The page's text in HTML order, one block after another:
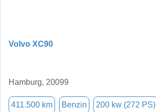
Volvo XC90
Hamburg, 20099
411.500 km Benzin 200 kw (272 PS)